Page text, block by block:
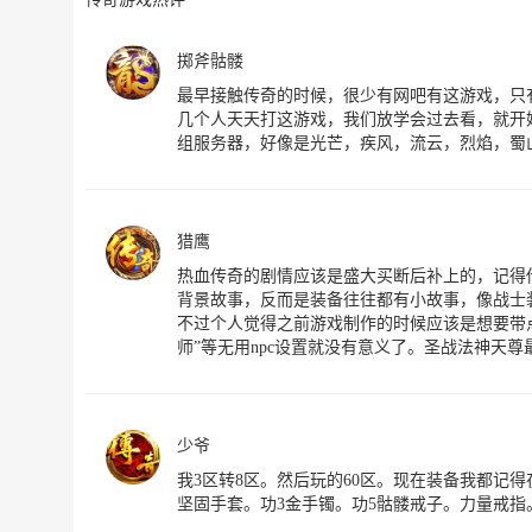
掷斧骷髅
最早接触传奇的时候，很少有网吧有这游戏，
几个人天天打这游戏，我们放学会过去看，就
组服务器，好像是光芒，疾风，流云，烈焰，
猎鹰
热血传奇的剧情应该是盛大买断后补上的，记
背景故事，反而是装备往往都有小故事，像战
不过个人觉得之前游戏制作的时候应该是想要
师”等无用npc设置就没有意义了。圣战法神天
少爷
我3区转8区。然后玩的60区。现在装备我都记
坚固手套。功3金手镯。功5骷髅戒子。力量戒